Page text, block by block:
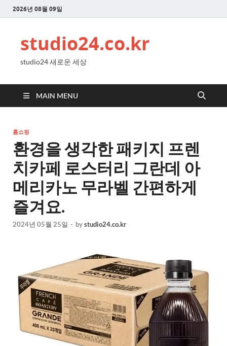
2026년 08월 09일
studio24.co.kr
studio24 새로운 세상
MAIN MENU
홈쇼핑
환경을 생각한 패키지 프렌
치카페 로스터리 그란데 아
메리카노 무라벨 간편하게
즐겨요.
2024년 05월 25일 - bystudio24.co.kr